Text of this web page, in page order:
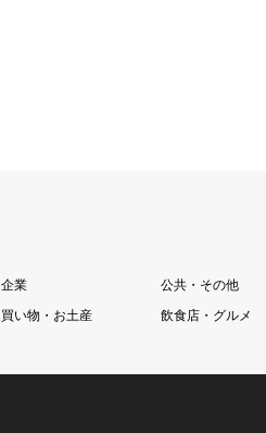
企業
公共・その他
買い物・お土産 飲食店・グルメ